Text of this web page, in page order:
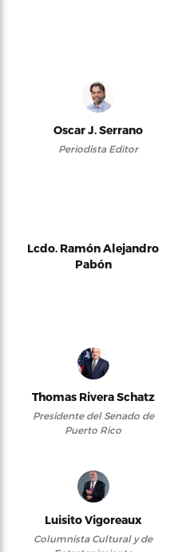
Oscar J. Serrano
Periodista Editor
Lcdo. Ramón Alejandro
Pabón
Thomas Rivera Schatz
Presidente del Senado de
Puerto Rico
Luisito Vigoreaux
Columnista Cultural y de